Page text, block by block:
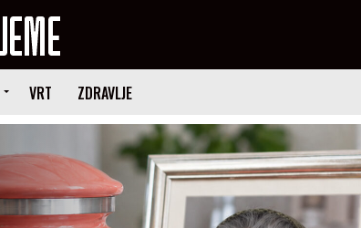
VRT ZDRAVLJE